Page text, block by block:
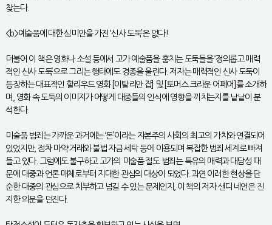
찾는다.
<b>예술품에 대한 심미안을 가진 ‘신사 도둑’은 없다!
더불어 이 책은 영화나 소설 등에서 고가 예술품을 훔치는 도둑들을 ‘정의롭고 매력
적인 신사 도둑’으로 그리는 행태에도 경종을 울린다. 저자는 매력적인 신사 도둑이
등장하는 대표적인 할리우드 영화 [이탈리안 잡] 및 [토머스 크라운 어페어]를 소개하
며, 영화 속 도둑의 이미지가 어떻게 대중들의 인식에 영향을 끼치는지를 낱낱이 분
석한다.
미술품 범죄는 가까운 과거에는 ‘돈’이라는 자본주의 사회의 최고의 가치와 연결되어
있었지만, 점차 마약 거래와 불법 자금 세탁 등에 이용되며 복잡한 범죄 세계로 빠져
들고 있다. 그럼에도 불구하고 고가의 미술품 절도 범죄는 특유의 매력과 대담성 때
문에 대중과 언론 매체로부터 지대한 관심의 대상이 되었다. 과연 이러한 현상을 단
순한 대중의 관심으로 치부하고 넘길 수 있는 문제인지, 이 책의 저자 샌디 네언은 진
지한 의문을 던진다.